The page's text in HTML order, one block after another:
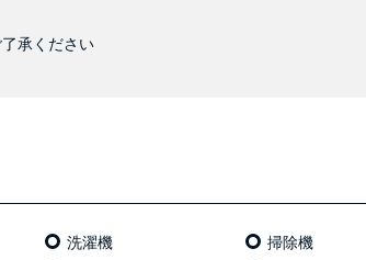
承ください
洗濯機 掃除機